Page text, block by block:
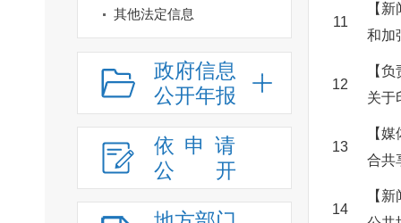
其他法定信息
政府信息
公开年报
依申请
公
开
11
【
和加
12
【
关于
13
【
合共
14
【